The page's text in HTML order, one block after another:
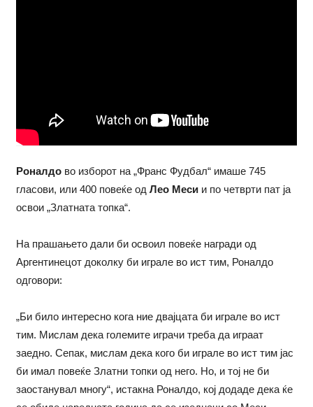
Роналдо во изборот на „Франс Фудбал“ имаше 745
гласови, или 400 повеќе од Лео Месии по четврти пат ја
освои „Златната топка“.
На прашањето дали би освоил повеќе награди од
Аргентинецот доколку би играле во ист тим, Роналдо
одговори:
„Би било интересно кога ние двајцата би играле во ист
тим. Мислам дека големите играчи треба да играат
заедно. Сепак, мислам дека кого би играле во ист тим јас
би имал повеќе Златни топки од него. Но, и тој не би
заостанувал многу“, истакна Роналдо, кој додаде дека ќе